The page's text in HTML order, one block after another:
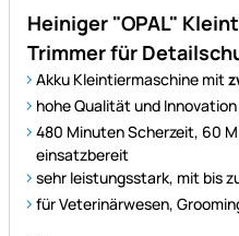
Heiniger "OPAL"
Trimmer für
Akku Kleintiermaschine mit
hohe Qualität und
480 Minuten Scherzeit, 60
einsatzbereit
sehr leistungsstark, mit bis
für Veterinärwesen,